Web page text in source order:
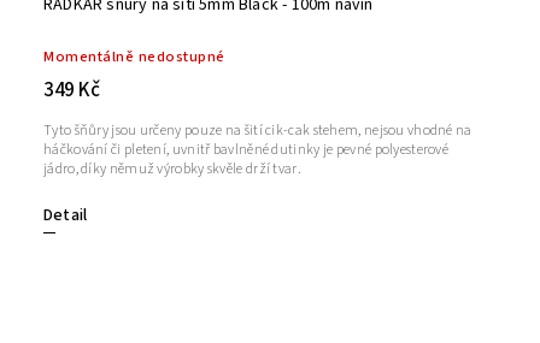
RADKAR šňůry na šití 5mm Black - 100m návin
Momentálně nedostupné
349 Kč
Detail
Tyto šňůry jsou určeny pouze na šití cik-cak stehem, nejsou vhodné na
háčkování či pletení, uvnitř bavlněné dutinky je pevné polyesterové
jádro, díky němuž výrobky skvěle drží tvar.